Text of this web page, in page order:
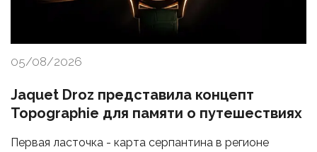
05/08/2026
Jaquet Droz представила концепт
Topographie для памяти о путешествиях
Первая ласточка - карта серпантина в регионе